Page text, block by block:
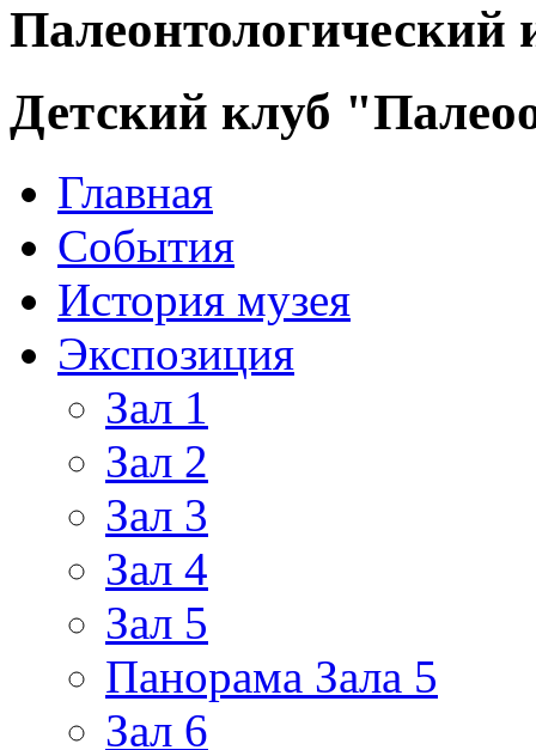
Палеонтологический
Детский клуб
Главная
События
История музея
Экспозиция
Зал 1
Зал 2
Зал 3
Зал 4
Зал 5
Панорама Зала 5
Зал 6